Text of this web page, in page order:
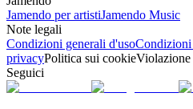
Jamendo per artistiJamendo Music
Note legali
Condizioni generali d'uso
privacyPolitica sui cookie
Seguici